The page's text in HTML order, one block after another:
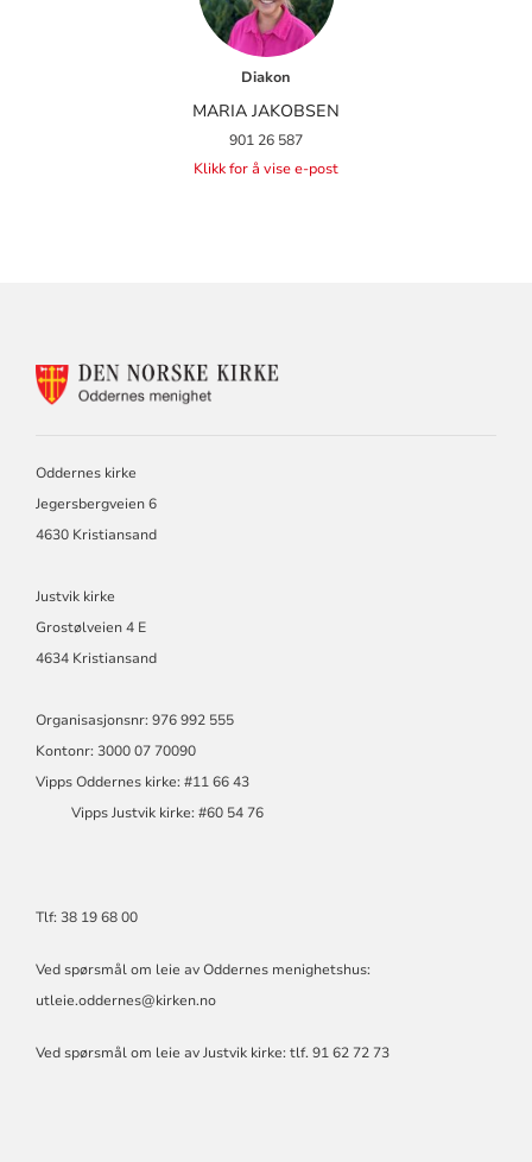
Diakon
MARIA JAKOBSEN
901 26 587
Klikk for å vise e-post
Oddernes kirke
Jegersbergveien 6
4630 Kristiansand
Justvik kirke
Grostølveien 4 E
4634 Kristiansand
Organisasjonsnr: 976 992 555
Kontonr: 3000 07 70090
Vipps Oddernes kirke: #11 66 43
Vipps Justvik kirke: #60 54 76
Tlf: 38 19 68 00
Ved spørsmål om leie av Oddernes menighetshus:
utleie.oddernes@kirken.no
Ved spørsmål om leie av Justvik kirke: tlf. 91 62 72 73